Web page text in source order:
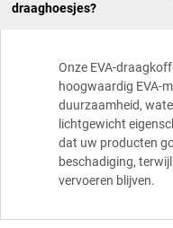
draaghoesjes?
Onze EVA-
hoogwaardig EVA-
duurzaamheid,
lichtgewicht
dat uw producten
beschadiging,
vervoeren blijven.